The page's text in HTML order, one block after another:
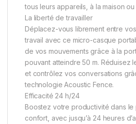
tous leurs appareils, à la maison
La liberté de travailler
Déplacez-vous librement entre
travail avec ce micro-casque
de vos mouvements grâce à la
pouvant atteindre 50 m. Réduisez
et contrôlez vos conversations
technologie Acoustic Fence.
Efficacité 24 h/24
Boostez votre productivité dans le
confort, avec jusqu’à 24 heures